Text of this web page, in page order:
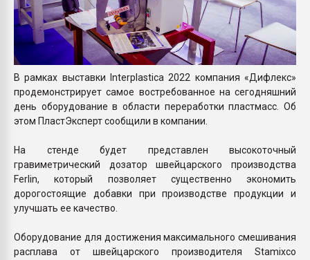
В рамках выставки Interplastica 2022 компания «Дифлекс»
продемонстрирует самое востребованное на сегодняшний
день оборудование в области переработки пластмасс. Об
этом ПластЭксперт сообщили в компании.
На стенде будет представлен высокоточный
гравиметрический дозатор швейцарского производства
Ferlin, который позволяет существенно экономить
дорогостоящие добавки при производстве продукции и
улучшать ее качество.
Оборудование для достижения максимального смешивания
расплава от швейцарского производителя Stamixco